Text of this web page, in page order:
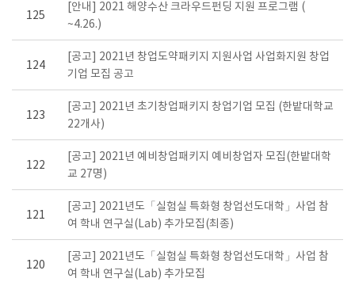
125
[안내] 2021 해양수산 크라우드펀딩 지원 프로그램 (
~4.26.)
124
[공고] 2021년 창업도약패키지 지원사업 사업화지원 창업
기업 모집 공고
123
[공고] 2021년 초기창업패키지 창업기업 모집 (한밭대학교
22개사)
122
[공고] 2021년 예비창업패키지 예비창업자 모집(한밭대학
교 27명)
121
[공고] 2021년도「실험실 특화형 창업선도대학」사업 참
여 학내 연구실(Lab) 추가모집(최종)
120
[공고] 2021년도「실험실 특화형 창업선도대학」사업 참
여 학내 연구실(Lab) 추가모집